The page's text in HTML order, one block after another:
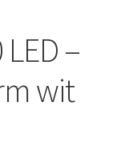
–
wit